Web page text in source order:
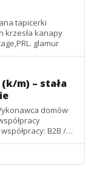
tapicerki
kanapy
sofy fotele .renowacja mebli vintage,PRL. glamur
m) – stała
domów